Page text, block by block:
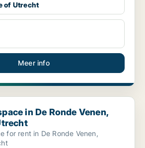
of Utrecht
Meer info
Ronde Venen, Province of Utrecht
in De Ronde Venen,
for rent in De Ronde Venen,